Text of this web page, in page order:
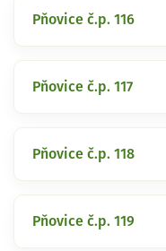
Pňovice č.p. 116
Pňovice č.p. 117
Pňovice č.p. 118
Pňovice č.p. 119